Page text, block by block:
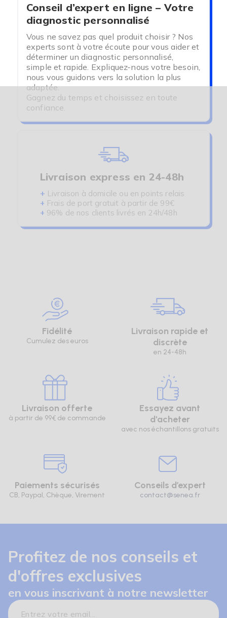
Conseil d’expert en ligne – Votre
diagnostic personnalisé
Vous ne savez pas quel produit choisir ? Nos
experts sont à votre écoute pour vous aider et
déterminer un diagnostic personnalisé,
simple et rapide. Expliquez-nous votre besoin,
nous vous guidons vers la solution la plus
adaptée.
Gagnez du temps et choisissez en toute
confiance.
Livraison express en 24-48h
+ Livraison à domicile ou en points relais
+ Frais de port gratuit à partir de 99€
+ 96% de nos clients livrés en 24h/48h
Fidélité
Cumulez des euros
Livraison rapide et
discrète
en 24-48h
Livraison offerte
à partir de 99€ de commande
Essayez avant
d'acheter
avec nos échantillons gratuits
Paiements sécurisés
CB, Paypal, Chèque, Virement
Conseils d’expert
contact@senea.fr
Profitez de nos conseils et
d'offres exclusives
en vous inscrivant à notre newsletter